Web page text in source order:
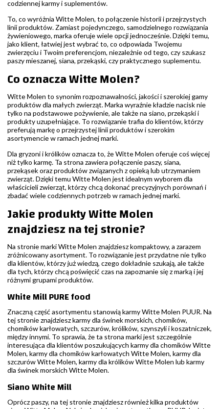
codziennej karmy i suplementów.
To, co wyróżnia Witte Molen, to połączenie historii i przejrzystych
linii produktów. Zamiast pojedynczego, samodzielnego rozwiązania
żywieniowego, marka oferuje wiele opcji jednocześnie. Dzięki temu,
jako klient, łatwiej jest wybrać to, co odpowiada Twojemu
zwierzęciu i Twoim preferencjom, niezależnie od tego, czy szukasz
paszy mieszanej, siana, przekąski, czy praktycznego suplementu.
Co oznacza Witte Molen?
Witte Molen to synonim rozpoznawalności, jakości i szerokiej gamy
produktów dla małych zwierząt. Marka wyraźnie kładzie nacisk nie
tylko na podstawowe pożywienie, ale także na siano, przekąski i
produkty uzupełniające. To rozwiązanie trafia do klientów, którzy
preferują markę o przejrzystej linii produktów i szerokim
asortymencie w ramach jednej marki.
Dla gryzoni i królików oznacza to, że Witte Molen oferuje coś więcej
niż tylko karmę. Ta strona zawiera połączenie paszy, siana,
przekąsek oraz produktów związanych z opieką lub utrzymaniem
zwierząt. Dzięki temu Witte Molen jest idealnym wyborem dla
właścicieli zwierząt, którzy chcą dokonać precyzyjnych porównań i
zbadać wiele codziennych potrzeb w ramach jednej marki.
Jakie produkty Witte Molen
znajdziesz na tej stronie?
Na stronie marki Witte Molen znajdziesz kompaktowy, a zarazem
zróżnicowany asortyment. To rozwiązanie jest przydatne nie tylko
dla klientów, którzy już wiedzą, czego dokładnie szukają, ale także
dla tych, którzy chcą poświęcić czas na zapoznanie się z marką i jej
różnymi grupami produktów.
White Mill PURE food
Znaczną część asortymentu stanowią karmy Witte Molen PUUR. Na
tej stronie znajdziesz karmy dla świnek morskich, chomików,
chomików karłowatych, szczurów, królików, szynszyli i koszatniczek,
między innymi. To sprawia, że ta strona marki jest szczególnie
interesująca dla klientów poszukujących karmy dla chomików Witte
Molen, karmy dla chomików karłowatych Witte Molen, karmy dla
szczurów Witte Molen, karmy dla królików Witte Molen lub karmy
dla świnek morskich Witte Molen.
Siano White Mill
Oprócz paszy, na tej stronie znajdziesz również kilka produktów